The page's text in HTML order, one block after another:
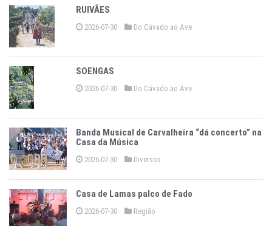
RUIVÃES
2026-07-30 Do Cávado ao Ave
SOENGAS
2026-07-30 Do Cávado ao Ave
Banda Musical de Carvalheira “dá concerto” na
Casa da Música
2026-07-30 Diversos
Casa de Lamas palco de Fado
2026-07-30 Região